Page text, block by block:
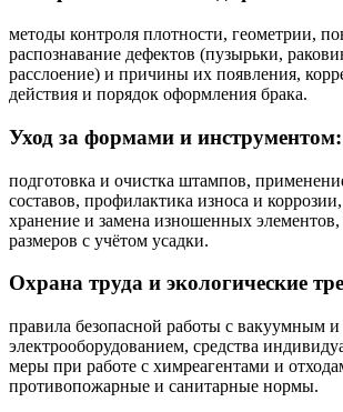
методы контроля плотности, геометрии,
распознавание дефектов (пузырьки,
расслоение) и причины их появления,
действия и порядок оформления брака.
Уход за формами и инструментом:
подготовка и очистка штампов,
составов, профилактика износа и
хранение и замена изношенных элементов,
размеров с учётом усадки.
Охрана труда и экологические
правила безопасной работы с вакуумным и
электрооборудованием, средства
меры при работе с химреагентами и
противопожарные и санитарные нормы.